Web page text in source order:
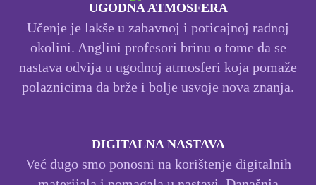
UGODNA ATMOSFERA
Učenje je lakše u zabavnoj i poticajnoj radnoj
okolini. Anglini profesori brinu o tome da se
nastava odvija u ugodnoj atmosferi koja pomaže
polaznicima da brže i bolje usvoje nova znanja.
DIGITALNA NASTAVA
Već dugo smo ponosni na korištenje digitalnih